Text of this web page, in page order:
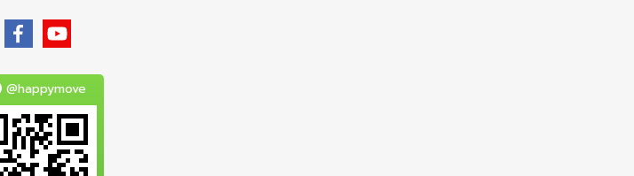
@happymove